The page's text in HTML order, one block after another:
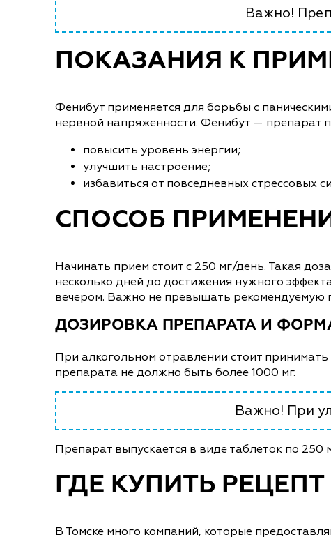
Важно!
ПОКАЗАНИЯ К
Фенибут применяется для борьбы с
нервной напряженности. Фенибут — препарат
повысить уровень энергии;
улучшить настроение;
избавиться от повседневных стрессовых
СПОСОБ
Начинать прием стоит с 250 мг/день. Такая
несколько дней до достижения нужного
вечером. Важно не превышать
ДОЗИРОВКА ПРЕПАРАТА И
При алкогольном отравлении стоит
препарата не должно быть более 1000 мг.
Важно! При
Препарат выпускается в виде таблеток по 250
ГДЕ КУПИТЬ
В Томске много компаний, которые